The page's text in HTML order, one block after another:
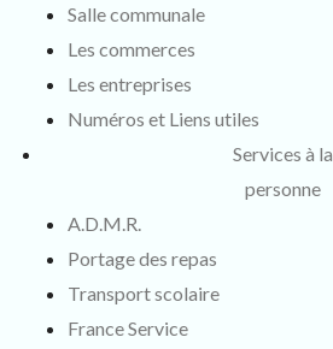
Salle communale
Les commerces
Les entreprises
Numéros et Liens utiles
Services à la
personne
A.D.M.R.
Portage des repas
Transport scolaire
France Service